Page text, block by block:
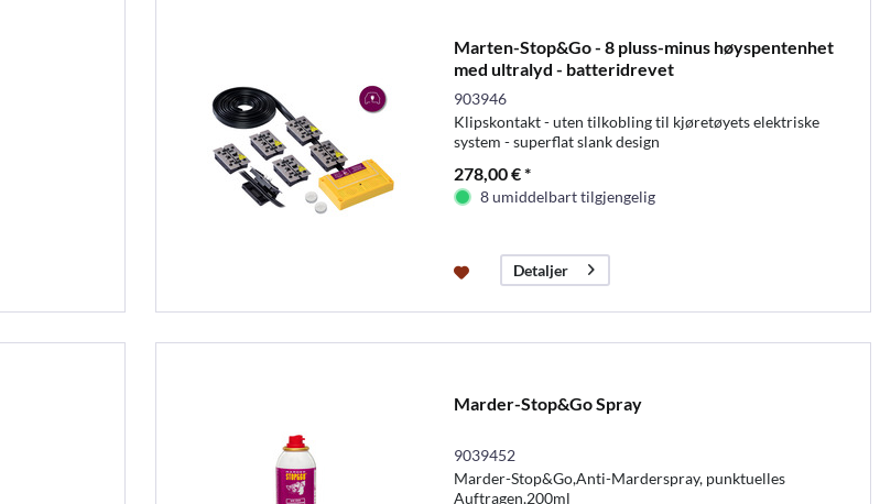
Marten-Stop&Go - 8 pluss-minus høyspentenhet
med ultralyd - batteridrevet
903946
Klipskontakt - uten tilkobling til kjøretøyets elektriske
system - superflat slank design
278,00 € *
8 umiddelbart tilgjengelig
Detaljer
Marder-Stop&Go Spray
9039452
Marder-Stop&Go,Anti-Marderspray, punktuelles
Auftragen,200ml